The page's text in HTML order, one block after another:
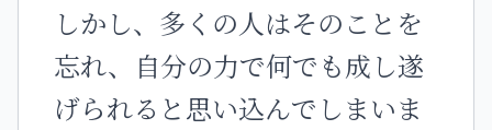
しかし、多くの人はそのことを
忘れ、自分の力で何でも成し遂
げられると思い込んでしまいま